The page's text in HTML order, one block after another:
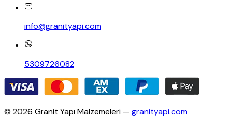
info@granityapi.com
5309726082
© 2026 Granit Yapı Malzemeleri — granityapi.com